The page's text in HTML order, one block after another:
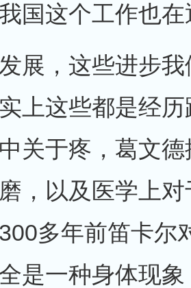
国这个工作也
展，这些进步
上这些都是经
关于疼，葛文
，以及医学上
多年前笛卡尔
是一种身体现